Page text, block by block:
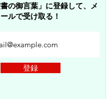
書の御言葉」に登録して、メ
ールで受け取る！
登録